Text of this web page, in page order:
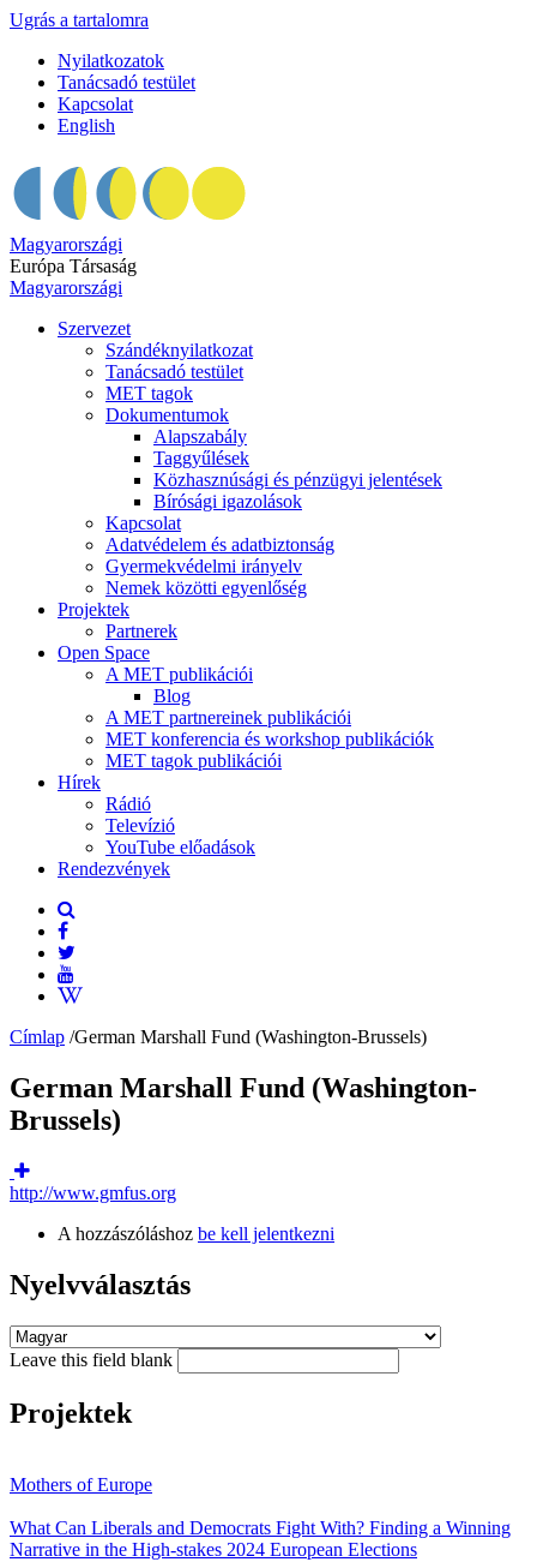
Ugrás a tartalomra
Nyilatkozatok
Tanácsadó testület
Kapcsolat
English
Magyarországi
Európa Társaság
Magyarországi
Szervezet
Szándéknyilatkozat
Tanácsadó testület
MET tagok
Dokumentumok
Alapszabály
Taggyűlések
Közhasznúsági és pénzügyi jelentések
Bírósági igazolások
Kapcsolat
Adatvédelem és adatbiztonság
Gyermekvédelmi irányelv
Nemek közötti egyenlőség
Projektek
Partnerek
Open Space
A MET publikációi
Blog
A MET partnereinek publikációi
MET konferencia és workshop publikációk
MET tagok publikációi
Hírek
Rádió
Televízió
YouTube előadások
Rendezvények
Címlap /German Marshall Fund (Washington-Brussels)
German Marshall Fund (Washington-
Brussels)
http://www.gmfus.org
A hozzászóláshoz be kell jelentkezni
Nyelvválasztás
Leave this field blank
Projektek
Mothers of Europe
What Can Liberals and Democrats Fight With? Finding a Winning
Narrative in the High-stakes 2024 European Elections